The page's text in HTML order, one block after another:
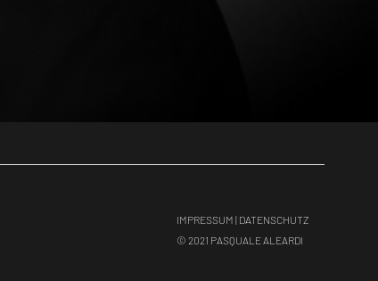
IMPRESSUM | DATENSCHUTZ
© 2021 PASQUALE ALEARDI